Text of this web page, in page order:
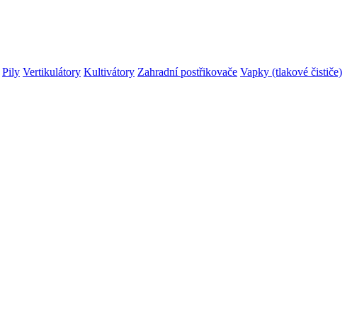
Pily Vertikulátory Kultivátory Zahradní postřikovače Vapky (tlakové čističe)